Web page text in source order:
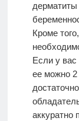
дерматиты
Кроме
Если у вас
ее можно 2
аккуратно